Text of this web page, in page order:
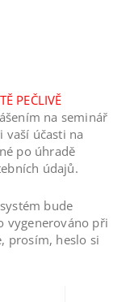
PEČLIVĚ
na seminář
účasti na
po úhradě
údajů.
bude
vygenerováno při
prosím, heslo si